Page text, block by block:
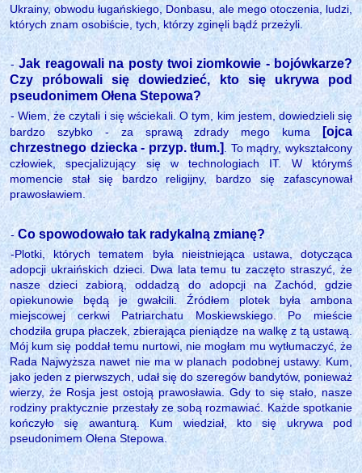
Ukrainy, obwodu ługańskiego, Donbasu, ale mego otoczenia, ludzi,
których znam osobiście, tych, którzy zginęli bądź przeżyli.
-Jak reagowali na posty twoi ziomkowie - bojówkarze?
Czy próbowali się dowiedzieć, kto się ukrywa pod
pseudonimem Ołena Stepowa?
- Wiem, że czytali i się wściekali. O tym, kim jestem, dowiedzieli się
bardzo szybko - za sprawą zdrady mego kuma
[ojca
chrzestnego dziecka - przyp. tłum.]
. To mądry, wykształcony
człowiek, specjalizujący się w technologiach IT. W którymś
momencie stał się bardzo religijny, bardzo się zafascynował
prawosławiem.
-Co spowodowało tak radykalną zmianę?
-Plotki, których tematem była nieistniejąca ustawa, dotycząca
adopcji ukraińskich dzieci. Dwa lata temu tu zaczęto straszyć, że
nasze dzieci zabiorą, oddadzą do adopcji na Zachód, gdzie
opiekunowie będą je gwałcili. Źródłem plotek była ambona
miejscowej cerkwi Patriarchatu Moskiewskiego. Po mieście
chodziła grupa płaczek, zbierająca pieniądze na walkę z tą ustawą.
Mój kum się poddał temu nurtowi, nie mogłam mu wytłumaczyć, że
Rada Najwyższa nawet nie ma w planach podobnej ustawy. Kum,
jako jeden z pierwszych, udał się do szeregów bandytów, ponieważ
wierzy, że Rosja jest ostoją prawosławia. Gdy to się stało, nasze
rodziny praktycznie przestały ze sobą rozmawiać. Każde spotkanie
kończyło się awanturą. Kum wiedział, kto się ukrywa pod
pseudonimem Ołena Stepowa.